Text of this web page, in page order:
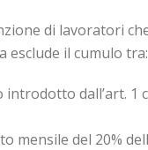
di lavoratori
esclude il cumulo tra:
introdotto dall’art. 1
mensile del 20%